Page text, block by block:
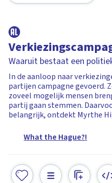
Waaruit bestaat een
In de aanloop naar
partijen campagne gevoerd.
zoveel mogelijk mensen
partij gaan stemmen.
belangrijk, ontdekt Myrthe
What the Hague?!